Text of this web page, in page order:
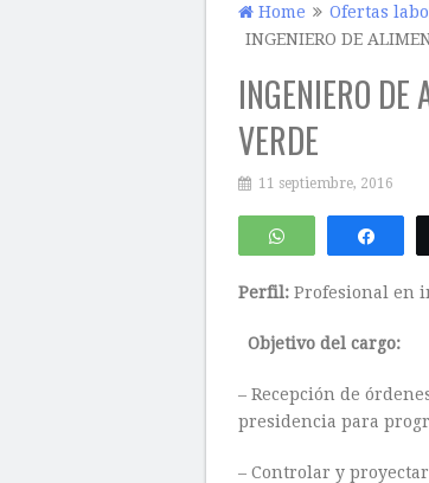
Home
Ofertas
INGENIERO DE
INGENIERO DE
VERDE
11 septiembre, 2016
WhatsApp
Perfil: Profesional en
Objetivo del cargo:
– Recepción de
presidencia para
– Controlar y